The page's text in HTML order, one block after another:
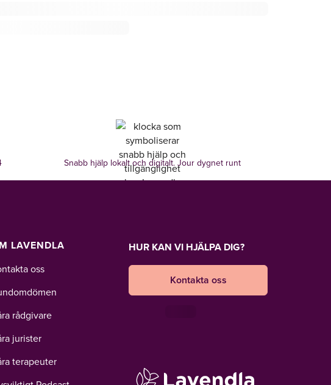
Snabb hjälp lokalt och digitalt. Jour dygnet runt
LAVENDLA
oss
rådgivare
jurister
terapeuter
HUR KAN VI HJÄLPA DIG?
Kontakta oss